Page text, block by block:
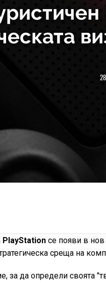
PlayStationсе появи в нов
среща на
за да определи своята